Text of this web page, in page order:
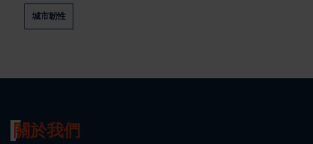
城市韌性
關於我們